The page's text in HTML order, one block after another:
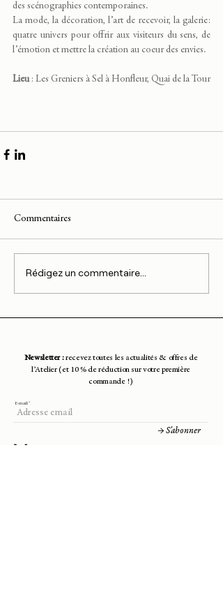
des scénographies contemporaines.
La mode, la décoration, l’art de recevoir, la galerie:
quatre univers pour offrir aux visiteurs du sens, de
l’émotion et mettre la création au coeur des envies.
Lieu : Les Greniers à Sel à Honfleur, Quai de la Tour
Commentaires
Rédigez un commentaire...
Newsletter :recevez toutes les actualités & offres de
l’Atelier (et 10 % de réduction sur votre première
commande !)
E-mail:
→ S'abonner